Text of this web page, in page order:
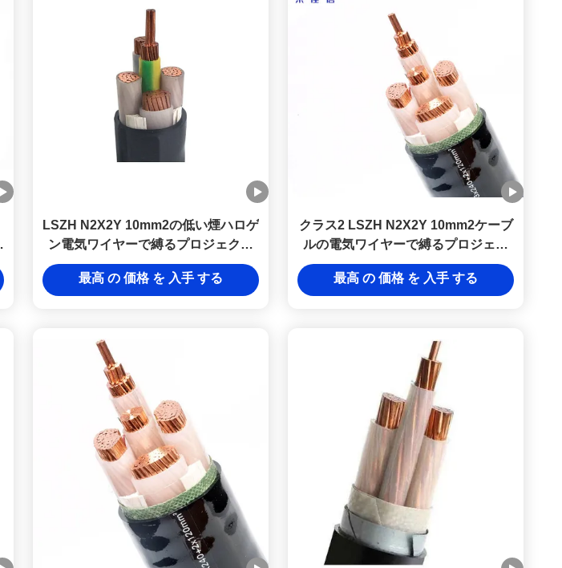
LSZH N2X2Y 10mm2の低い煙ハロゲ
ン電気ワイヤーで縛るプロジェクト
のための自由なケーブルのクラス2
最高 の 価格 を 入手 する
クラス2 LSZH N2X2Y 10mm2ケーブ
ルの電気ワイヤーで縛るプロジェク
トのために自由な低い煙ハロゲン
最高 の 価格 を 入手 する